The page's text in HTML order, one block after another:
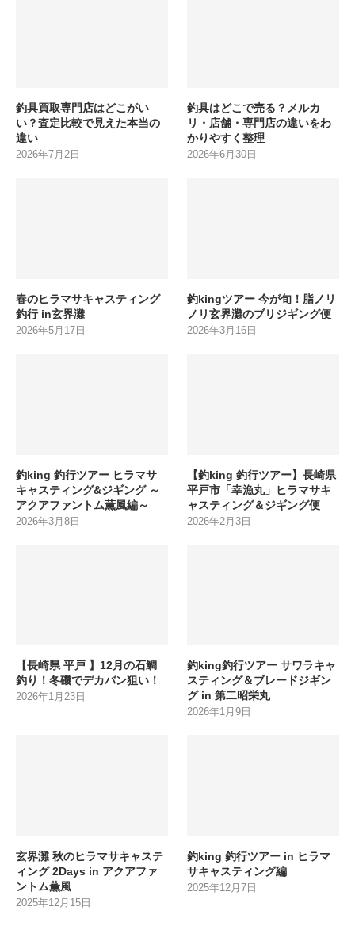
釣具買取専門店はどこがい
い？査定比較で見えた本当の
違い
2026年7月2日
釣具はどこで売る？メルカ
リ・店舗・専門店の違いをわ
かりやすく整理
2026年6月30日
春のヒラマサキャスティング
釣行 in玄界灘
2026年5月17日
釣kingツアー 今が旬！脂ノリ
ノリ玄界灘のブリジギング便
2026年3月16日
釣king 釣行ツアー ヒラマサ
キャスティング&ジギング ～
アクアファントム薫風編～
2026年3月8日
【釣king 釣行ツアー】長崎県
平戸市「幸漁丸」ヒラマサキ
ャスティング＆ジギング便
2026年2月3日
【長崎県 平戸 】12月の石鯛
釣り！冬磯でデカバン狙い！
2026年1月23日
釣king釣行ツアー サワラキャ
スティング＆ブレードジギン
グ in 第二昭栄丸
2026年1月9日
玄界灘 秋のヒラマサキャステ
ィング 2Days in アクアファ
ントム薫風
2025年12月15日
釣king 釣行ツアー in ヒラマ
サキャスティング編
2025年12月7日